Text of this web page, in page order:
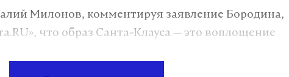
Милонов, комментируя заявление Бородина,
что образ Санта-Клауса — это воплощение